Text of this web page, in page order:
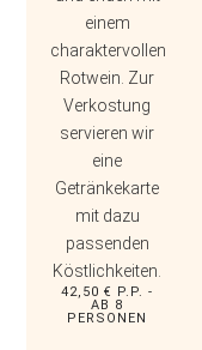
einem
charaktervollen
Rotwein. Zur
Verkostung
servieren wir
eine
Getränkekarte
mit dazu
passenden
Köstlichkeiten.
42,50 € P.P. -
AB 8
PERSONEN